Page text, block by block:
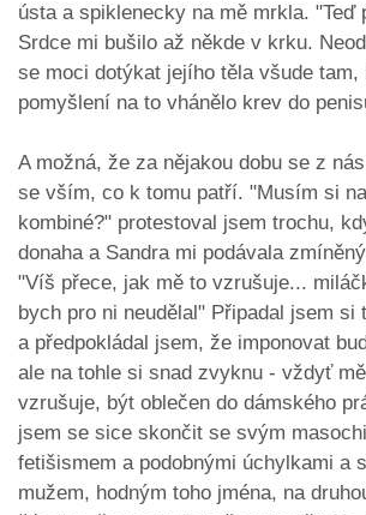
ústa a spiklenecky na mě mrkla. "Teď
Srdce mi bušilo až někde v krku.
se moci dotýkat jejího těla všude tam,
pomyšlení na to vhánělo krev do
A možná, že za nějakou dobu se z
se vším, co k tomu patří. "Musím si
kombiné?" protestoval jsem trochu,
donaha a Sandra mi podávala
"Víš přece, jak mě to vzrušuje...
bych pro ni neudělal" Připadal jsem si
a předpokládal jsem, že imponovat
ale na tohle si snad zvyknu - vždyť
vzrušuje, být oblečen do dámského
jsem se sice skončit se svým
fetišismem a podobnými úchylkami a
mužem, hodným toho jména, na